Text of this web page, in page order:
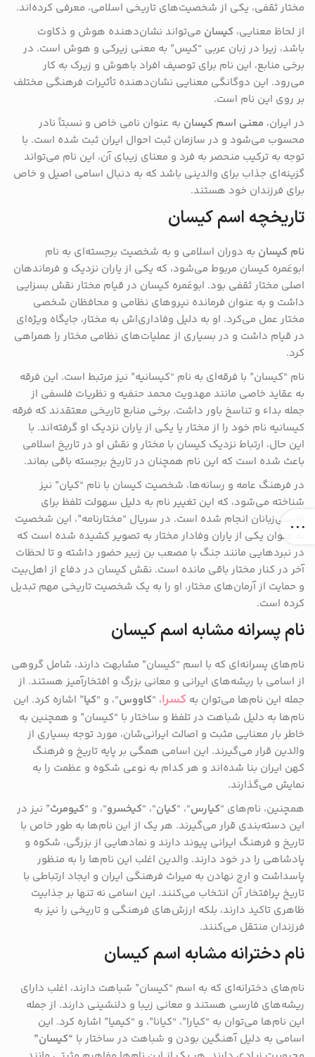
مختار ثقفی، یکی از شخصیت‌های تاریخی اسلامی، معرفی کرده‌اند.
از لحاظ معنایی، کیسان می‌تواند نشان‌دهنده هوش و ذکاوت
باشد، زیرا در زبان عربی “کیس” به معنی زیرکی و هوش است. در
برخی منابع، این نام برای توصیف افراد باهوش و زیرک به کار
می‌رود. این دوگانگی معنایی نشان‌دهنده تأثیرات فرهنگی مختلف
بر روی این نام است.
در ایران، معنی اسم کیسان به عنوان نامی خاص و نسبتاً نادر
محسوب می‌شود و در سازمان ثبت احوال ایران ثبت شده است. با
توجه به ترکیب منحصر به فرد و معنای زیبای آن، این نام می‌تواند
گزینه‌ای جذاب برای والدینی باشد که به دنبال اسامی اصیل و خاص
برای فرزندان خود هستند.
تاریخچه اسم کیسان
نام کیسان به دوران اسلامی و به شخصیت برجسته‌ای به نام
ابوعَمره کیسان مربوط می‌شود، که یکی از یاران نزدیک و فرماندهان
اصلی مختار ثقفی بود. ابوعَمره کیسان در قیام مختار نقش بسزایی
داشت و به عنوان فرمانده نیروهای نظامی و محافظان شخصی
مختار عمل می‌کرد. او به دلیل وفاداری‌اش به مختار، جایگاه ویژه‌ای
در قیام داشت و در بسیاری از عملیات‌های نظامی مختار را همراهی
کرد.
نام “کیسان” با فرقه‌ای به نام “کیسانیه” نیز مرتبط است. این فرقه
به عقاید خاصی مانند مهدویت محمد حنفیه و نظریات فلسفی از
جمله بداء و تناسخ باور داشت. برخی منابع تاریخی معتقدند که فرقه
کیسانیه نام خود را از مختار یا یکی از یاران نزدیک او گرفته‌اند. با
این حال، ارتباط نزدیک کیسان با مختار و نقش او در تاریخ اسلامی
باعث شده است که این نام همچنان در تاریخ برجسته باقی بماند.
در فرهنگ عامه و رسانه‌ها، شخصیت کیسان با نام “کیان” نیز
شناخته می‌شود، که این تغییر نام به دلیل سهولت تلفظ برای
فارسی‌زبانان انجام شده است. در سریال “مختارنامه”، این شخصیت
به عنوان یکی از یاران وفادار مختار به تصویر کشیده شده است که
در نبردهایی مانند جنگ با مصعب بن زبیر حضور داشته و تا لحظات
آخر در کنار مختار باقی مانده است. نقش کیسان در دفاع از اهل‌بیت
و حمایت از آرمان‌های مختار، او را به یک شخصیت تاریخی مهم تبدیل
کرده است.
نام پسرانه مشابه اسم کیسان
نام‌های پسرانه‌ای که با اسم “کیسان” مشابهت دارند، شامل گروهی
از اسامی با ریشه‌های ایرانی و معانی بزرگ و افتخارآمیز هستند. از
جمله این نام‌ها می‌توان به کسرا، “کاووس“، و “کیا” اشاره کرد. این
نام‌ها به دلیل شباهت در تلفظ و ساختار با “کیسان” و همچنین به
خاطر بار معنایی مثبت و اصالت ایرانی‌شان، مورد توجه بسیاری از
والدین قرار می‌گیرند. این اسامی همگی بر پایه تاریخ و فرهنگ
کهن ایران بنا شده‌اند و هر کدام به نوعی شکوه و عظمت را به
نمایش می‌گذارند.
همچنین، نام‌های “کیارس“، “کیان“، “کیخسرو“، و “کیومرث” نیز در
این دسته‌بندی قرار می‌گیرند. هر یک از این نام‌ها به طور خاص با
تاریخ و فرهنگ ایرانی پیوند دارند و نمادهایی از بزرگی، شکوه و
پادشاهی را در خود دارند. والدین اغلب این نام‌ها را به منظور
پاسداشت و ارج نهادن به میراث فرهنگی ایران و ایجاد ارتباطی با
تاریخ پرافتخار آن انتخاب می‌کنند. این اسامی نه تنها بر جذابیت
ظاهری تاکید دارند، بلکه ارزش‌های فرهنگی و تاریخی را نیز به
فرزندان منتقل می‌کنند.
نام دخترانه مشابه اسم کیسان
نام‌های دخترانه‌ای که به اسم “کیسان” شباهت دارند، اغلب دارای
ریشه‌های فارسی هستند و معانی زیبا و دلنشینی دارند. از جمله
این نام‌ها می‌توان به “کیارا”، “کیانا”، و “کیمیا” اشاره کرد. این
اسامی به دلیل آهنگین بودن و شباهت در ساختار با “کیسان”